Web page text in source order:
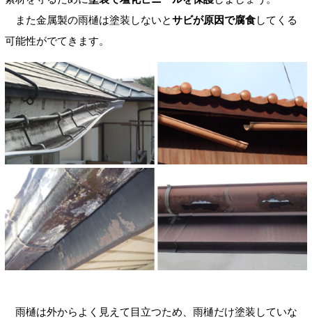
また金属製の雨樋は塗装しないとサビが原因で腐食してくる
可能性がでてきます。
雨樋は外からよく見えて目立つため、雨樋だけ塗装していな